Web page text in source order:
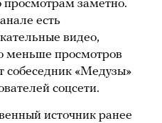
просмотрам заметно.
есть
видео,
меньше просмотров
собеседник «Медузы»
соцсети.
источник ранее